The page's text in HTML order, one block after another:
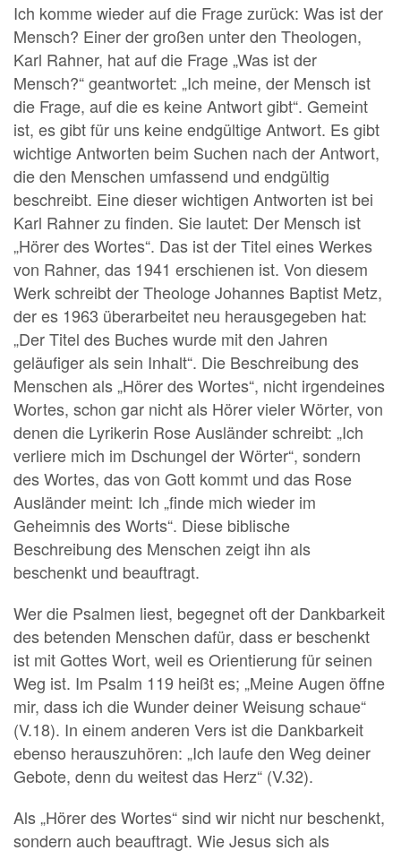
Ich komme wieder auf die Frage zurück: Was ist der
Mensch? Einer der großen unter den Theologen,
Karl Rahner, hat auf die Frage „Was ist der
Mensch?“ geantwortet: „Ich meine, der Mensch ist
die Frage, auf die es keine Antwort gibt“. Gemeint
ist, es gibt für uns keine endgültige Antwort. Es gibt
wichtige Antworten beim Suchen nach der Antwort,
die den Menschen umfassend und endgültig
beschreibt. Eine dieser wichtigen Antworten ist bei
Karl Rahner zu finden. Sie lautet: Der Mensch ist
„Hörer des Wortes“. Das ist der Titel eines Werkes
von Rahner, das 1941 erschienen ist. Von diesem
Werk schreibt der Theologe Johannes Baptist Metz,
der es 1963 überarbeitet neu herausgegeben hat:
„Der Titel des Buches wurde mit den Jahren
geläufiger als sein Inhalt“. Die Beschreibung des
Menschen als „Hörer des Wortes“, nicht irgendeines
Wortes, schon gar nicht als Hörer vieler Wörter, von
denen die Lyrikerin Rose Ausländer schreibt: „Ich
verliere mich im Dschungel der Wörter“, sondern
des Wortes, das von Gott kommt und das Rose
Ausländer meint: Ich „finde mich wieder im
Geheimnis des Worts“. Diese biblische
Beschreibung des Menschen zeigt ihn als
beschenkt und beauftragt.
Wer die Psalmen liest, begegnet oft der Dankbarkeit
des betenden Menschen dafür, dass er beschenkt
ist mit Gottes Wort, weil es Orientierung für seinen
Weg ist. Im Psalm 119 heißt es; „Meine Augen öffne
mir, dass ich die Wunder deiner Weisung schaue“
(V.18). In einem anderen Vers ist die Dankbarkeit
ebenso herauszuhören: „Ich laufe den Weg deiner
Gebote, denn du weitest das Herz“ (V.32).
Als „Hörer des Wortes“ sind wir nicht nur beschenkt,
sondern auch beauftragt. Wie Jesus sich als